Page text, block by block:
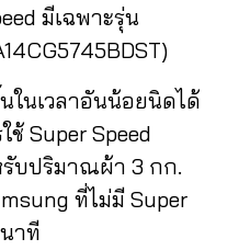
มีเฉพาะรุ่น
ในเวลาอันน้อยนิดได้
Super Speed
รับปริมาณผ้า 3 กก.
ที่ไม่มี Super
าที